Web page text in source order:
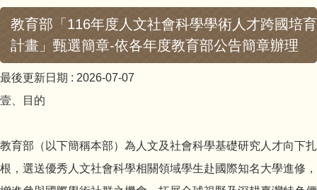
教育部「116年度人文社會科學學術人才跨國培育
計畫」甄選簡章-依各年度教育部公告簡章辦理
最後更新日期 : 2026-07-07
壹、目的
教育部（以下簡稱本部）為人文及社會科學基礎研究人才向下扎
根，選送優秀人文社會科學相關領域學生赴國際知名大學進修，